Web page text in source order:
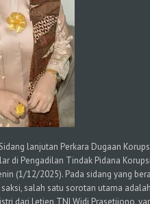
lanjutan Perkara Dugaan
di Pengadilan Tindak Pidana
(1/12/2025). Pada sidang yang
salah satu sorotan utama
dari Letjen TNI Widi Prasetijono,